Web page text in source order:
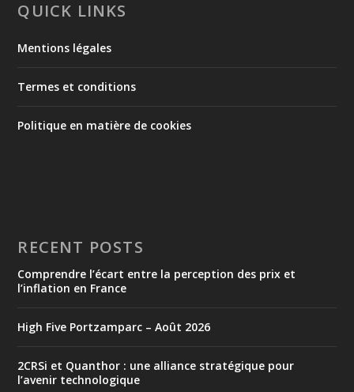
QUICK LINKS
Mentions légales
Termes et conditions
Politique en matière de cookies
RECENT POSTS
Comprendre l’écart entre la perception des prix et
l’inflation en France
High Five Portzamparc – Août 2026
2CRSi et Quanthor : une alliance stratégique pour
l’avenir technologique